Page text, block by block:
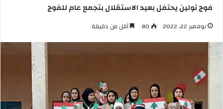
فوج تولين يحتفل بعيد الاستقلال بتجمع عام للفوج
نوفمبر 22, 2022 80 أقل من دقيقة